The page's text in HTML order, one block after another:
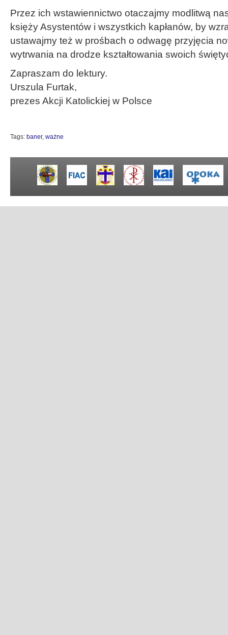
Przez ich wstawiennictwo otaczajmy modlitwą
księży Asystentów i wszystkich kapłanów, by
ustawajmy też w prośbach o odwagę przyjęcia
wytrwania na drodze kształtowania swoich
Zapraszam do lektury.
Urszula Furtak,
prezes Akcji Katolickiej w Polsce
Tags: baner, ważne